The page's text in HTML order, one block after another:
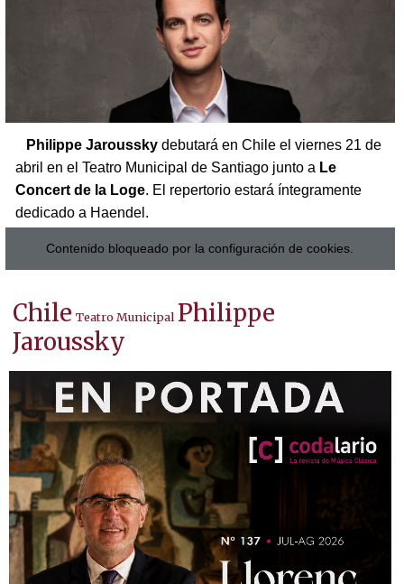
Philippe Jarousskydebutará en Chile el viernes 21 de
abril en el Teatro Municipal de Santiago junto a Le
Concert de la Loge. El repertorio estará íntegramente
dedicado a Haendel.
Contenido bloqueado por la configuración de cookies.
Chile Teatro Municipal Philippe
Jaroussky